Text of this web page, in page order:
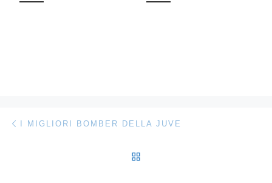
Navigazione articoli
I MIGLIORI BOMBER DELLA JUVE